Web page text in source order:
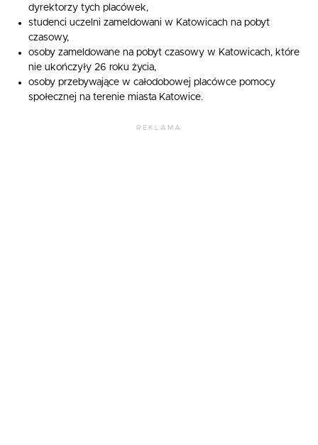
dyrektorzy tych placówek,
studenci uczelni zameldowani w Katowicach na pobyt
czasowy,
osoby zameldowane na pobyt czasowy w Katowicach, które
nie ukończyły 26 roku życia,
osoby przebywające w całodobowej placówce pomocy
społecznej na terenie miasta Katowice.
REKLAMA